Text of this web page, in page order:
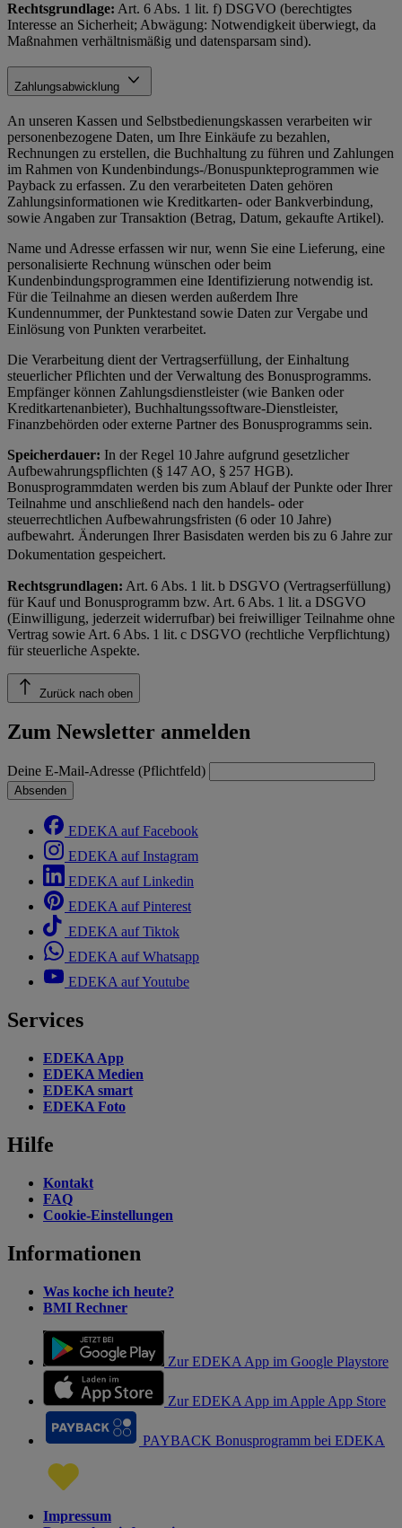
Rechtsgrundlage: Art. 6 Abs. 1 lit. f) DSGVO (berechtigtes
Interesse an Sicherheit; Abwägung: Notwendigkeit überwiegt, da
Maßnahmen verhältnismäßig und datensparsam sind).
Zahlungsabwicklung
An unseren Kassen und Selbstbedienungskassen verarbeiten wir
personenbezogene Daten, um Ihre Einkäufe zu bezahlen,
Rechnungen zu erstellen, die Buchhaltung zu führen und Zahlungen
im Rahmen von Kundenbindungs-/Bonuspunkteprogrammen wie
Payback zu erfassen. Zu den verarbeiteten Daten gehören
Zahlungsinformationen wie Kreditkarten- oder Bankverbindung,
sowie Angaben zur Transaktion (Betrag, Datum, gekaufte Artikel).
Name und Adresse erfassen wir nur, wenn Sie eine Lieferung, eine
personalisierte Rechnung wünschen oder beim
Kundenbindungsprogrammen eine Identifizierung notwendig ist.
Für die Teilnahme an diesen werden außerdem Ihre
Kundennummer, der Punktestand sowie Daten zur Vergabe und
Einlösung von Punkten verarbeitet.
Die Verarbeitung dient der Vertragserfüllung, der Einhaltung
steuerlicher Pflichten und der Verwaltung des Bonusprogramms.
Empfänger können Zahlungsdienstleister (wie Banken oder
Kreditkartenanbieter), Buchhaltungssoftware-Dienstleister,
Finanzbehörden oder externe Partner des Bonusprogramms sein.
Speicherdauer: In der Regel 10 Jahre aufgrund gesetzlicher
Aufbewahrungspflichten (§ 147 AO, § 257 HGB).
Bonusprogrammdaten werden bis zum Ablauf der Punkte oder Ihrer
Teilnahme und anschließend nach den handels- oder
steuerrechtlichen Aufbewahrungsfristen (6 oder 10 Jahre)
aufbewahrt. Änderungen Ihrer Basisdaten werden bis zu 6 Jahre zur
Dokumentation gespeichert.
Rechtsgrundlagen: Art. 6 Abs. 1 lit. b DSGVO (Vertragserfüllung)
für Kauf und Bonusprogramm bzw. Art. 6 Abs. 1 lit. a DSGVO
(Einwilligung, jederzeit widerrufbar) bei freiwilliger Teilnahme ohne
Vertrag sowie Art. 6 Abs. 1 lit. c DSGVO (rechtliche Verpflichtung)
für steuerliche Aspekte.
Zurück nach oben
Zum Newsletter anmelden
Deine E-Mail-Adresse (Pflichtfeld)
Absenden
EDEKA auf Facebook
EDEKA auf Instagram
EDEKA auf Linkedin
EDEKA auf Pinterest
EDEKA auf Tiktok
EDEKA auf Whatsapp
EDEKA auf Youtube
Services
EDEKA App
EDEKA Medien
EDEKA smart
EDEKA Foto
Hilfe
Kontakt
FAQ
Cookie-Einstellungen
Informationen
Was koche ich heute?
BMI Rechner
Zur EDEKA App im Google Playstore
Zur EDEKA App im Apple App Store
PAYBACK Bonusprogramm bei EDEKA
Impressum